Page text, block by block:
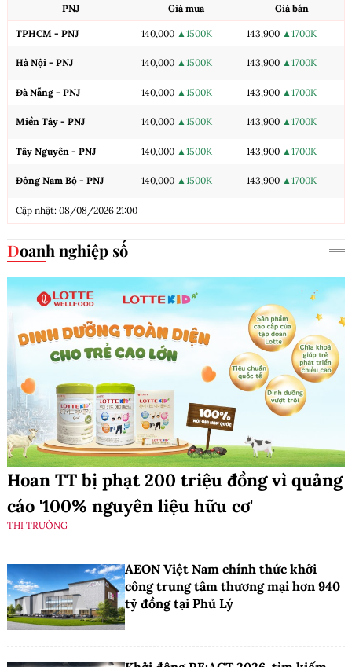
PNJ Giá mua Giá bán
TPHCM - PNJ 140,000 ▲1500K 143,900 ▲1700K
Hà Nội - PNJ 140,000 ▲1500K 143,900 ▲1700K
Đà Nẵng - PNJ 140,000 ▲1500K 143,900 ▲1700K
Miền Tây - PNJ 140,000 ▲1500K 143,900 ▲1700K
Tây Nguyên - PNJ 140,000 ▲1500K 143,900 ▲1700K
Đông Nam Bộ - PNJ 140,000 ▲1500K 143,900 ▲1700K
Cập nhật: 08/08/2026 21:00
Doanh nghiệp số
Hoan TT bị phạt 200 triệu đồng vì quảng
cáo '100% nguyên liệu hữu cơ'
THỊ TRƯỜNG
AEON Việt Nam chính thức khởi
công trung tâm thương mại hơn 940
tỷ đồng tại Phủ Lý